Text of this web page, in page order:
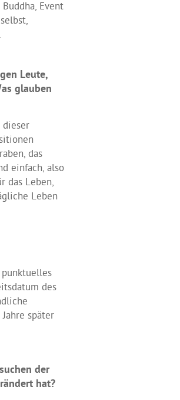
Event
Leute,
glauben
dieser
das
einfach, also
das Leben,
Leben
des
später
der
hat?